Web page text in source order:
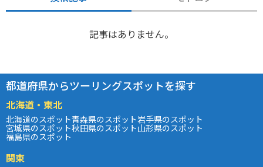
記事はありません。
都道府県からツーリングスポットを探す
北海道・東北
北海道のスポット青森県のスポット岩手県のスポット
宮城県のスポット秋田県のスポット山形県のスポット
福島県のスポット
関東